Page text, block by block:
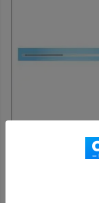
HF40FXW （HF-
【1.4m】【特別ス